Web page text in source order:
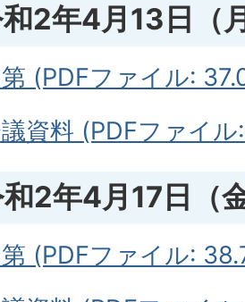
2年4月13日（
(PDFファイル:
資料 (PDFファイ
2年4月17日（
(PDFファイル: